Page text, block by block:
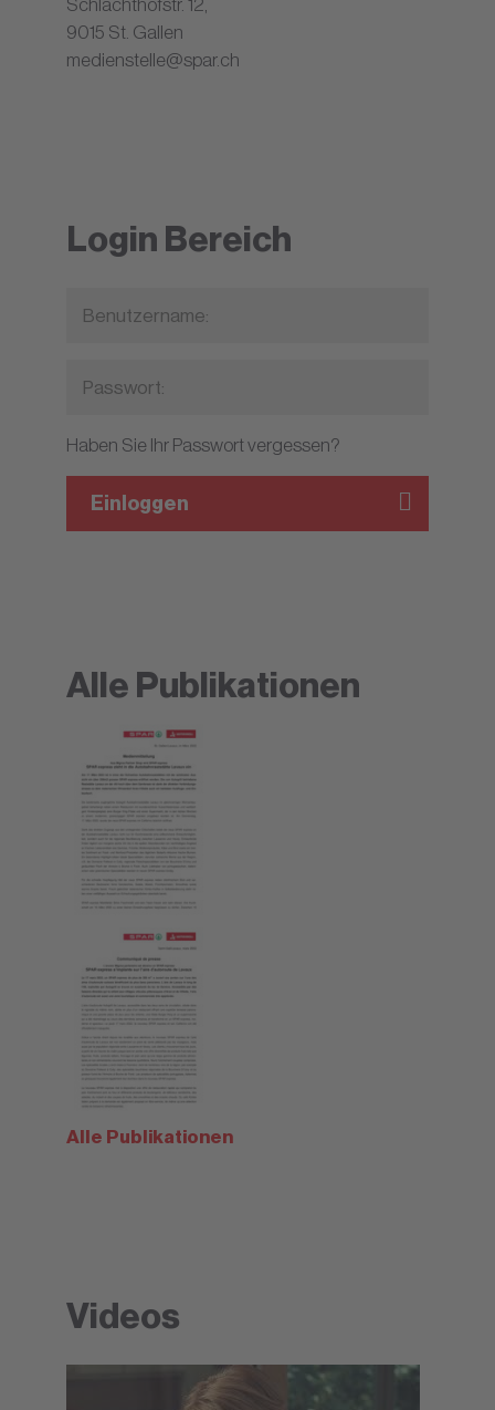
Schlachthofstr. 12,
9015 St. Gallen
medienstelle@spar.ch
Login Bereich
Haben Sie Ihr Passwort vergessen?
Einloggen
Alle Publikationen
Alle Publikationen
Videos